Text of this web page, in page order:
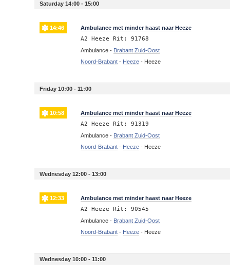
Saturday 14:00 - 15:00
14:46 Ambulance met minder haast naar Heeze
A2 Heeze Rit: 91768
Ambulance - Brabant Zuid-Oost
Noord-Brabant - Heeze - Heeze
Friday 10:00 - 11:00
10:58 Ambulance met minder haast naar Heeze
A2 Heeze Rit: 91319
Ambulance - Brabant Zuid-Oost
Noord-Brabant - Heeze - Heeze
Wednesday 12:00 - 13:00
12:33 Ambulance met minder haast naar Heeze
A2 Heeze Rit: 90545
Ambulance - Brabant Zuid-Oost
Noord-Brabant - Heeze - Heeze
Wednesday 10:00 - 11:00